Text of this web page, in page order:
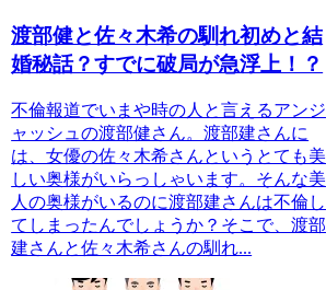
渡部健と佐々木希の馴れ初めと結
婚秘話？すでに破局が急浮上！？
不倫報道でいまや時の人と言えるアンジ
ャッシュの渡部健さん。渡部建さんに
は、女優の佐々木希さんというとても美
しい奥様がいらっしゃいます。そんな美
人の奥様がいるのに渡部建さんは不倫し
てしまったんでしょうか？そこで、渡部
建さんと佐々木希さんの馴れ...